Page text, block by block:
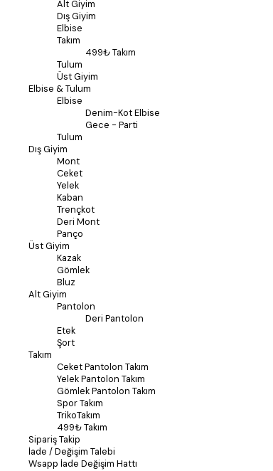
Alt Giyim
Dış Giyim
Elbise
Takım
499₺ Takım
Tulum
Üst Giyim
Elbise & Tulum
Elbise
Denim-Kot Elbise
Gece - Parti
Tulum
Dış Giyim
Mont
Ceket
Yelek
Kaban
Trençkot
Deri Mont
Panço
Üst Giyim
Kazak
Gömlek
Bluz
Alt Giyim
Pantolon
Deri Pantolon
Etek
Şort
Takım
Ceket Pantolon Takım
Yelek Pantolon Takım
Gömlek Pantolon Takım
Spor Takım
TrikoTakım
499₺ Takım
Sipariş Takip
İade / Değişim Talebi
Wsapp İade Değişim Hattı